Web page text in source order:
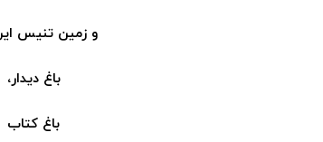
و زمین تنیس
باغ دیدار،
باغ کتاب